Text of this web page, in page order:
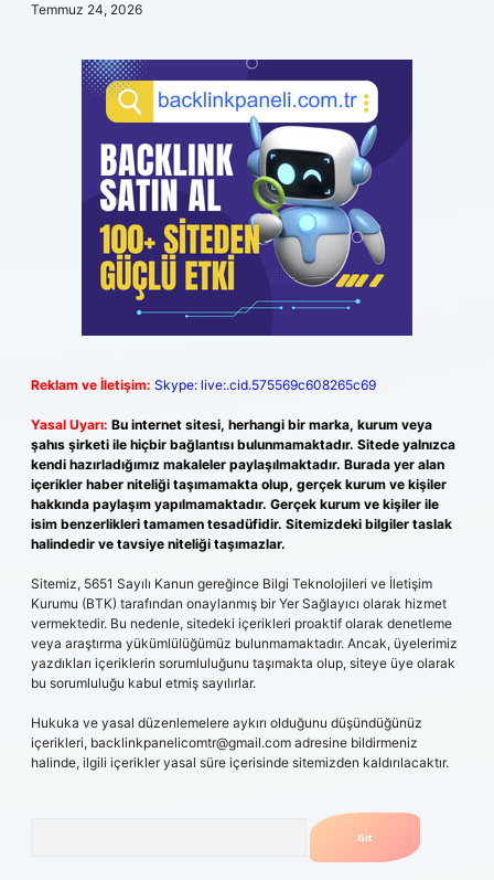
Temmuz 24, 2026
Reklam ve İletişim: Skype: live:.cid.575569c608265c69
Yasal Uyarı: Bu internet sitesi, herhangi bir marka, kurum veya
şahıs şirketi ile hiçbir bağlantısı bulunmamaktadır. Sitede yalnızca
kendi hazırladığımız makaleler paylaşılmaktadır. Burada yer alan
içerikler haber niteliği taşımamakta olup, gerçek kurum ve kişiler
hakkında paylaşım yapılmamaktadır. Gerçek kurum ve kişiler ile
isim benzerlikleri tamamen tesadüfidir. Sitemizdeki bilgiler taslak
halindedir ve tavsiye niteliği taşımazlar.
Sitemiz, 5651 Sayılı Kanun gereğince Bilgi Teknolojileri ve İletişim
Kurumu (BTK) tarafından onaylanmış bir Yer Sağlayıcı olarak hizmet
vermektedir. Bu nedenle, sitedeki içerikleri proaktif olarak denetleme
veya araştırma yükümlülüğümüz bulunmamaktadır. Ancak, üyelerimiz
yazdıkları içeriklerin sorumluluğunu taşımakta olup, siteye üye olarak
bu sorumluluğu kabul etmiş sayılırlar.
Hukuka ve yasal düzenlemelere aykırı olduğunu düşündüğünüz
içerikleri, backlinkpanelicomtr@gmail.com adresine bildirmeniz
halinde, ilgili içerikler yasal süre içerisinde sitemizden kaldırılacaktır.